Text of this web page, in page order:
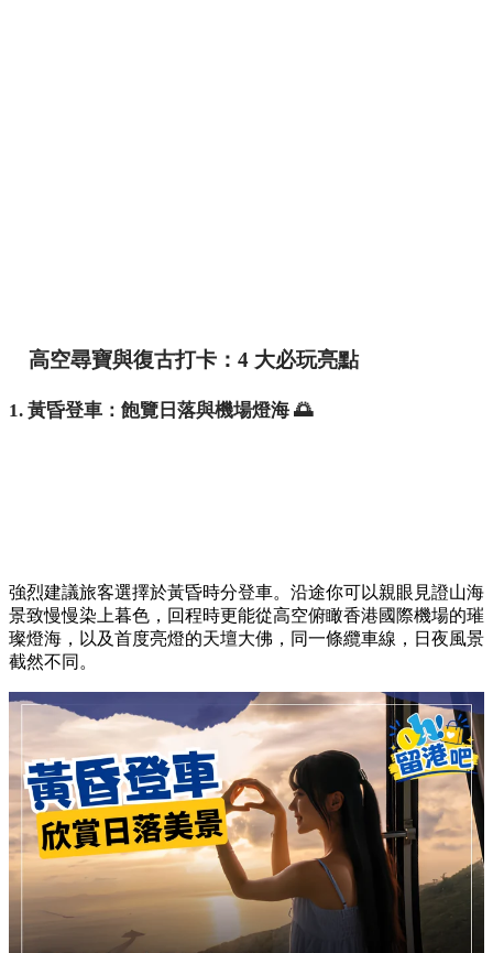
高空尋寶與復古打卡：4 大必玩亮點
1. 黃昏登車：飽覽日落與機場燈海 🌅
強烈建議旅客選擇於黃昏時分登車。沿途你可以親眼見證山海
景致慢慢染上暮色，回程時更能從高空俯瞰香港國際機場的璀
璨燈海，以及首度亮燈的天壇大佛，同一條纜車線，日夜風景
截然不同。